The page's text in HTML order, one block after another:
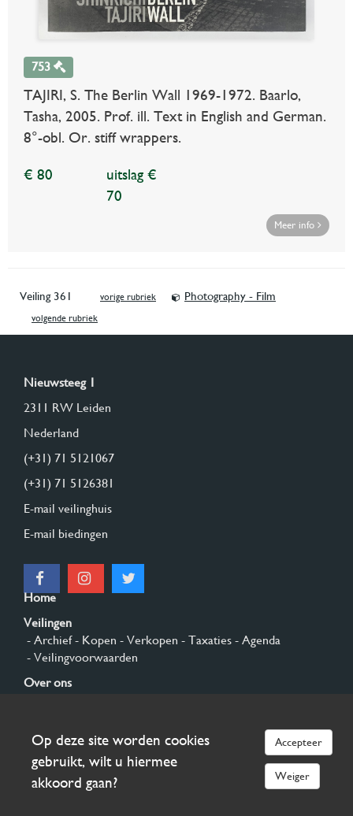
753
TAJIRI, S. The Berlin Wall 1969-1972. Baarlo,
Tasha, 2005. Prof. ill. Text in English and German.
8°-obl. Or. stiff wrappers.
€ 80
uitslag €
70
Meer info
Veiling 361 vorige rubriek Photography - Film
volgende rubriek
Nieuwsteeg 1
2311 RW Leiden
Nederland
(+31) 71 5121067
(+31) 71 5126381
E-mail veilinghuis
E-mail biedingen
Home
Veilingen
- Archief- Kopen - Verkopen - Taxaties - Agenda
- Veilingvoorwaarden
Over ons
Aanmelden
Op deze site worden cookies
gebruikt, wilt u hiermee
akkoord gaan?
Accepteer
Weiger